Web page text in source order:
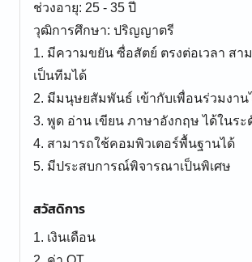
ช่วงอายุ: 25 - 35 ปี
วุฒิการศึกษา: ปริญญาตรี
1. มีความขยัน ซื่อสัตย์ ตรงต่อเวลา สา
เป็นทีมได้
2. มีมนุษยสัมพันธ์ เข้ากับเพื่อนร่วมงาน
3. พูด อ่าน เขียน ภาษาอังกฤษ ได้ในระ
4. สามารถใช้คอมพิวเตอร์พื้นฐานได้
สวัสดิการ
1. เงินเดือน